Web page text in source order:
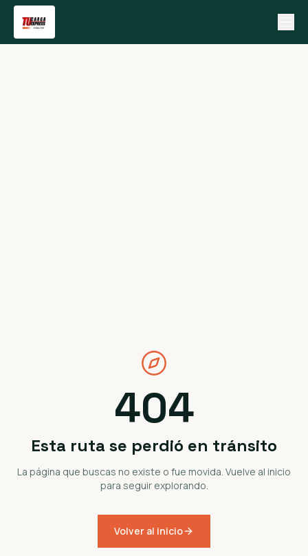
404
Esta ruta se perdió en tránsito
La página que buscas no existe o fue movida. Vuelve al inicio
para seguir explorando.
Volver al inicio